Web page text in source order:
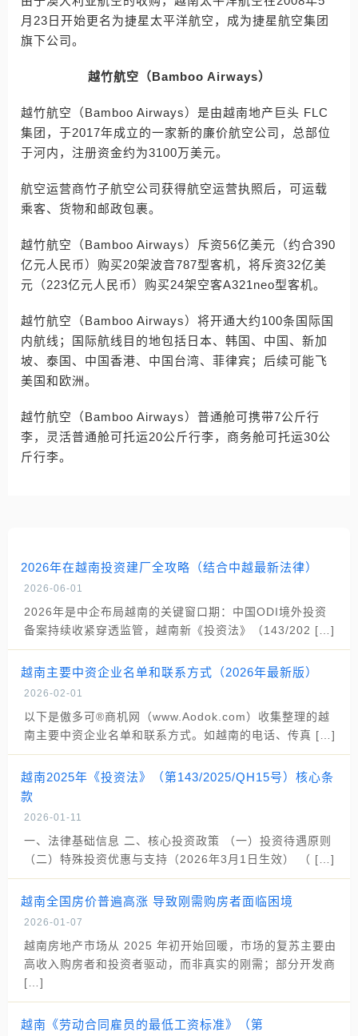
月23日开始更名为捷星太平洋航空，成为捷星航空集团
旗下公司。
越竹航空（Bamboo Airways）
越竹航空（Bamboo Airways）是由越南地产巨头 FLC
集团，于2017年成立的一家新的廉价航空公司，总部位
于河内，注册资金约为3100万美元。
航空运营商竹子航空公司获得航空运营执照后，可运载
乘客、货物和邮政包裹。
越竹航空（Bamboo Airways）斥资56亿美元（约合390
亿元人民币）购买20架波音787型客机，将斥资32亿美
元（223亿元人民币）购买24架空客A321neo型客机。
越竹航空（Bamboo Airways）将开通大约100条国际国
内航线；国际航线目的地包括日本、韩国、中国、新加
坡、泰国、中国香港、中国台湾、菲律宾；后续可能飞
美国和欧洲。
越竹航空（Bamboo Airways）普通舱可携带7公斤行
李，灵活普通舱可托运20公斤行李，商务舱可托运30公
斤行李。
2026年在越南投资建厂全攻略（结合中越最新法律）
2026-06-01
2026年是中企布局越南的关键窗口期：中国ODI境外投资
备案持续收紧穿透监管，越南新《投资法》（143/202 […]
越南主要中资企业名单和联系方式（2026年最新版）
2026-02-01
以下是傲多可®商机网（www.Aodok.com）收集整理的越
南主要中资企业名单和联系方式。如越南的电话、传真 […]
越南2025年《投资法》（第143/2025/QH15号）核心条
款
2026-01-11
一、法律基础信息 二、核心投资政策 （一）投资待遇原则
（二）特殊投资优惠与支持（2026年3月1日生效） （ […]
越南全国房价普遍高涨 导致刚需购房者面临困境
2026-01-07
越南房地产市场从 2025 年初开始回暖，市场的复苏主要由
高收入购房者和投资者驱动，而非真实的刚需；部分开发商
[…]
越南《劳动合同雇员的最低工资标准》（第